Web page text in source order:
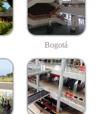
Bogotá